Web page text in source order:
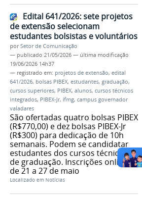
Edital 641/2026: sete projetos
de extensão selecionam
estudantes bolsistas e voluntários
porSetor de Comunicação
— publicado 21/05/2026 — última modificação
19/06/2026 14h37
— registrado em: projetos de extensão, edital
641/2026, bolsas PIBEX, estudantes, graduação,
cursos superiores, PIBEX, alunos, cursos técnicos
integrados, PIBEX-Jr, ifmg, campus governador
valadares
São ofertadas quatro bolsas PIBEX
(R$770,00) e dez bolsas PIBEX-Jr
(R$300) para dedicação de 10h
semanais. Podem se candidatar
estudantes dos cursos técnicos e
de graduação. Inscrições online
de 21 a 27 de maio
Localizado em Notícias